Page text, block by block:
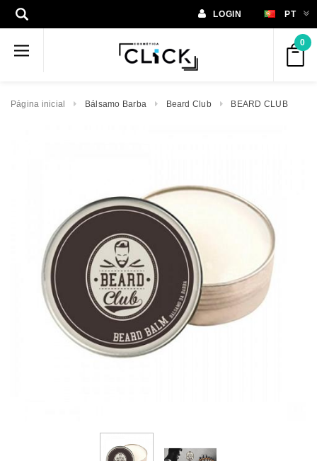
LOGIN PT
0
Página inicial Bálsamo Barba Beard Club BEARD CLUB